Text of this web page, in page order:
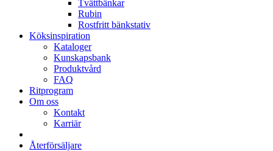
Tvättbänkar
Rubin
Rostfritt bänkstativ
Köksinspiration
Kataloger
Kunskapsbank
Produktvård
FAQ
Ritprogram
Om oss
Kontakt
Karriär
Återförsäljare